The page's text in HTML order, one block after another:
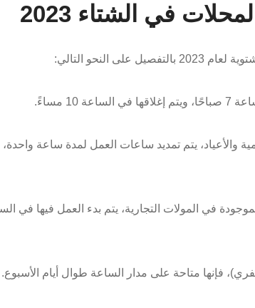
في الشتاء 2023
النحو التالي:
مساءً.
والأعياد، يتم تمديد ساعات العمل لمدة ساعة واحدة،
فإنها متاحة على مدار الساعة طوال أيام الأسبوع.